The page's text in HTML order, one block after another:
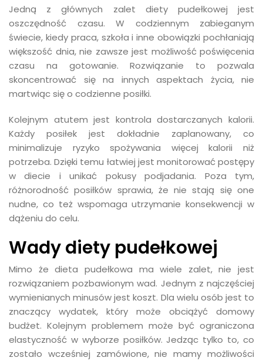
Jedną z głównych zalet diety pudełkowej jest
oszczędność czasu. W codziennym zabieganym
świecie, kiedy praca, szkoła i inne obowiązki pochłaniają
większość dnia, nie zawsze jest możliwość poświęcenia
czasu na gotowanie. Rozwiązanie to pozwala
skoncentrować się na innych aspektach życia, nie
martwiąc się o codzienne posiłki.
Kolejnym atutem jest kontrola dostarczanych kalorii.
Każdy posiłek jest dokładnie zaplanowany, co
minimalizuje ryzyko spożywania więcej kalorii niż
potrzeba. Dzięki temu łatwiej jest monitorować postępy
w diecie i unikać pokusy podjadania. Poza tym,
różnorodność posiłków sprawia, że nie stają się one
nudne, co też wspomaga utrzymanie konsekwencji w
dążeniu do celu.
Wady diety pudełkowej
Mimo że dieta pudełkowa ma wiele zalet, nie jest
rozwiązaniem pozbawionym wad. Jednym z najczęściej
wymienianych minusów jest koszt. Dla wielu osób jest to
znaczący wydatek, który może obciążyć domowy
budżet. Kolejnym problemem może być ograniczona
elastyczność w wyborze posiłków. Jedząc tylko to, co
zostało wcześniej zamówione, nie mamy możliwości